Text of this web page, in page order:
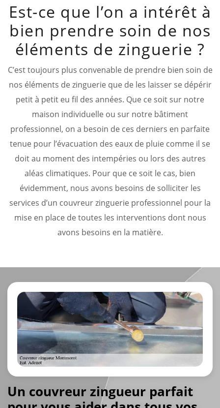
Est-ce que l’on a intérêt à
bien prendre soin de nos
éléments de zinguerie ?
C’est toujours plus convenable de prendre bien soin de
nos éléments de zinguerie que de les laisser se dépérir
petit à petit eu fil des années. Que ce soit sur notre
maison individuelle ou sur notre bâtiment
professionnel, on a besoin de ces derniers en parfaite
tenue pour l’évacuation des eaux de pluie comme il se
doit au moment des intempéries ou lors des autres
aléas climatiques. Pour que ce soit le cas, bien
évidemment, nous avons besoins de solliciter les
services d’un couvreur zinguerie professionnel pour la
mise en place de toutes les interventions dont nous
avons besoins en la matière.
Un couvreur zingueur parfait